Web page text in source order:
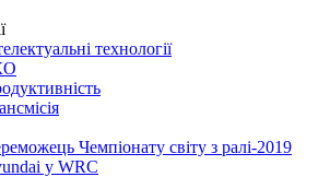
технології
Чемпіонату світу з ралі-2019
у WRC